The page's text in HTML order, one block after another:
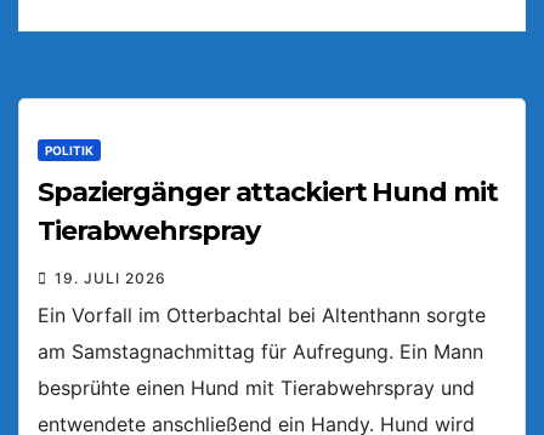
POLITIK
Spaziergänger attackiert Hund mit
Tierabwehrspray
19. JULI 2026
Ein Vorfall im Otterbachtal bei Altenthann sorgte
am Samstagnachmittag für Aufregung. Ein Mann
besprühte einen Hund mit Tierabwehrspray und
entwendete anschließend ein Handy. Hund wird